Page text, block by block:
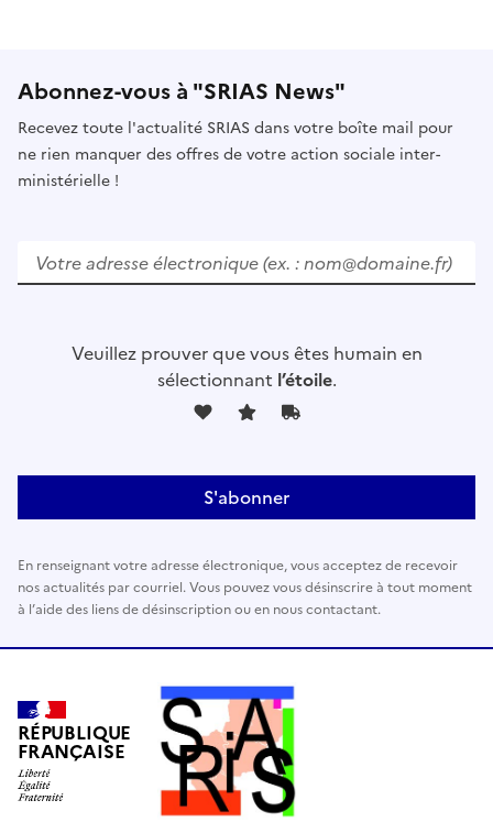
Abonnez-vous à "SRIAS News"
Recevez toute l'actualité SRIAS dans votre boîte mail pour
ne rien manquer des offres de votre action sociale inter-
ministérielle !
u
s
e
r
c
e
h
a
m
p
v
Veuillez prouver que vous êtes humain en
sélectionnant l’étoile.
En renseignant votre adresse électronique, vous acceptez de recevoir
nos actualités par courriel. Vous pouvez vous désinscrire à tout moment
à l’aide des liens de désinscription ou en nous contactant.
RÉPUBLIQUE
FRANÇAISE